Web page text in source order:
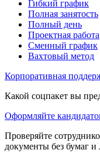
Гибкий график
Полная занятость
Полный день
Проектная работа
Сменный график
Вахтовый метод
Корпоративная
Какой соцпакет вы
Оформляйте
Проверяйте
документы без бумаг